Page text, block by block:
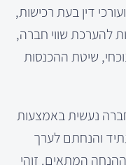
דין בעת רכישות,
להערכת שווי חברה,
שיטת ההכנסות
נעשית באמצעות
והנחתם לערך
המתאים. זוהי